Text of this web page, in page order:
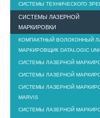
СИСТЕМЫ ТЕХНИЧЕСКОГО
СИСТЕМЫ ЛАЗЕРНОЙ
МАРКИРОВКИ
КОМПАКТНЫЙ ВОЛОКОННЫЙ
МАРКИРОВЩИК DATALOGIC
СИСТЕМЫ ЛАЗЕРНОЙ
СИСТЕМЫ ЛАЗЕРНОЙ
СИСТЕМЫ ЛАЗЕРНОЙ
MARVIS
СИСТЕМЫ ЛАЗЕРНОЙ